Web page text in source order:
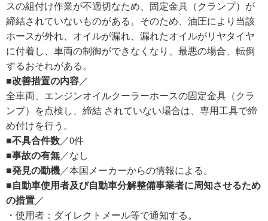
スの組付け作業が不適切なため、固定金具（クランプ）が
締結されていないものがある。そのため、油圧により当該
ホースが外れ、オイルが漏れ、漏れたオイルがリヤタイヤ
に付着し、車両の制御ができなくなり、最悪の場合、転倒
するおそれがある。
■改善措置の内容 ／
全車両、エンジンオイルクーラーホースの固定金具（クラ
ンプ）を点検し、締結 されていない場合は、専用工具で締
め付けを行う。
■不具合件数 ／0件
■事故の有無 ／なし
■発見の動機 ／本国メーカーからの情報による。
■自動車使用者及び自動車分解整備事業者に周知させるため
の措置 ／
・使用者：ダイレクトメール等で通知する。